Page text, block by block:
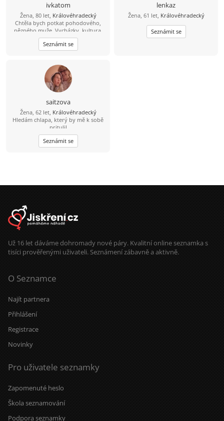
ivkatom
Žena, 80 let, Královéhradecký
Chtěla bych potkat pohodového,
nězného muže. Vycházky, kultura,
cestování.
Seznámit se
lenkaz
Žena, 61 let, Královéhradecký
Seznámit se
saitzova
Žena, 62 let, Královéhradecký
Hledám chlapa, který by mě k sobě
pritulil
Seznámit se
Už 16 let dáváme dohromady nové páry. Kvalitní online seznamka s
tisíci prověřenými uživateli. Seznámení zábavně a aktivně.
O Seznamce
Najít partnera
Přihlášení
Registrace
Novinky
Pro uživatele seznamky
Zapomenuté heslo
Škola seznamování
Podpora seznamky